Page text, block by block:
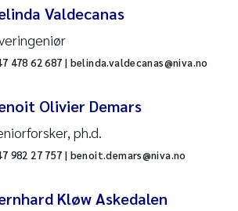
interaksjoner
og eksperimenter
Valdecanas
478 62 687 | belinda.valdecanas@niva.no
Olivier Demars
ph.d.
982 27 757 | benoit.demars@niva.no
Kløw Askedalen